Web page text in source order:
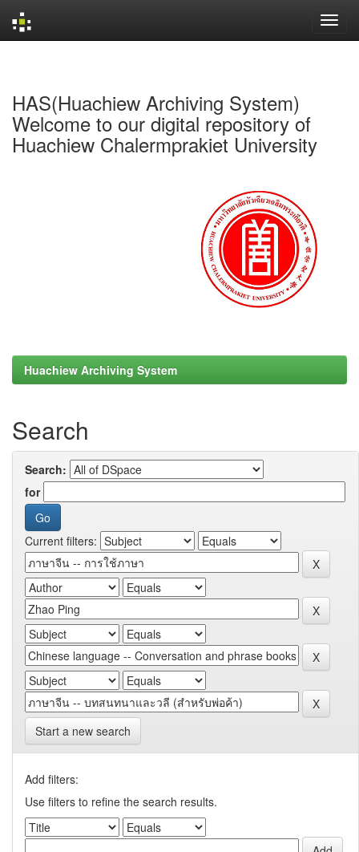
HAS(Huachiew Archiving System)
Welcome to our digital repository of
Huachiew Chalermprakiet University
Huachiew Archiving System
Search
Search:
for
Current filters:
Start a new search
Add filters:
Use filters to refine the search results.